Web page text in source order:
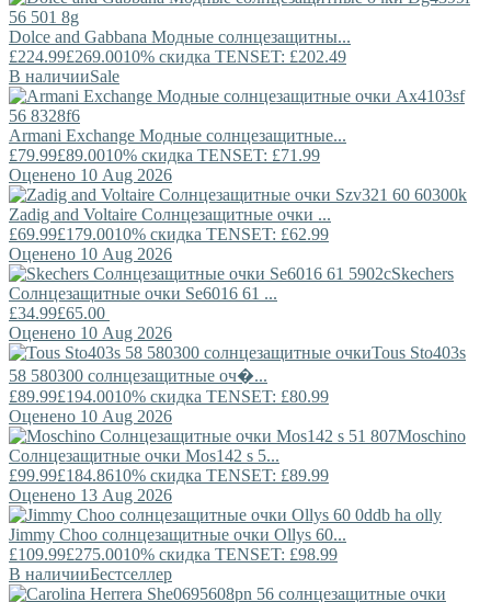
Dolce and Gabbana Модные солнцезащитны...
£224.99£269.0010% скидка TENSET: £202.49
В наличииSale
Armani Exchange Модные солнцезащитные...
£79.99£89.0010% скидка TENSET: £71.99
Оценено 10 Aug 2026
Zadig and Voltaire Солнцезащитные очки ...
£69.99£179.0010% скидка TENSET: £62.99
Оценено 10 Aug 2026
Skechers
Солнцезащитные очки Se6016 61 ...
£34.99£65.00
Оценено 10 Aug 2026
Tous Sto403s
58 580300 солнцезащитные оч�...
£89.99£194.0010% скидка TENSET: £80.99
Оценено 10 Aug 2026
Moschino
Солнцезащитные очки Mos142 s 5...
£99.99£184.8610% скидка TENSET: £89.99
Оценено 13 Aug 2026
Jimmy Choo солнцезащитные очки Ollys 60...
£109.99£275.0010% скидка TENSET: £98.99
В наличииБестселлер